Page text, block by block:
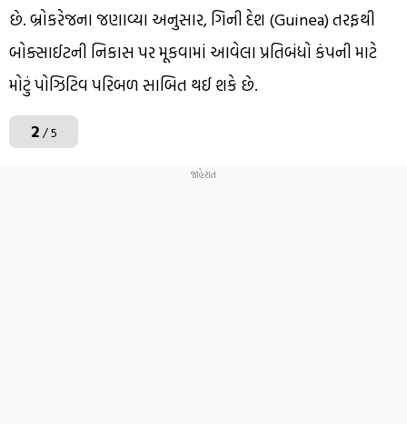
છે. બ્રોકરેજના જણાવ્યા અનુસાર, ગિની દેશ (Guinea) તરફથી
બોક્સાઈટની નિકાસ પર મૂકવામાં આવેલા પ્રતિબંધો કંપની માટે
મોટું પોઝિટિવ પરિબળ સાબિત થઈ શકે છે.
2/ 5